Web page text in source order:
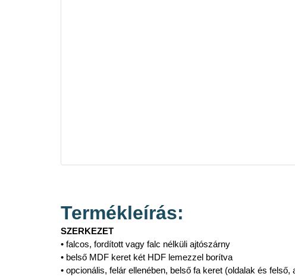
Termékleírás:
SZERKEZET
• falcos, fordított vagy falc nélküli ajtószárny
• belső MDF keret két HDF lemezzel borítva
• opcionális, felár ellenében, belső fa keret (oldalak és